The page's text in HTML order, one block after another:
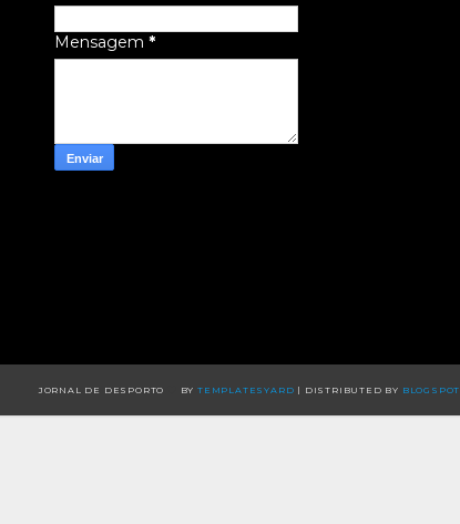
Mensagem *
JORNAL DE DESPORTO BY TEMPLATESYARD | DISTRIBUTED BY BLOGSPOT